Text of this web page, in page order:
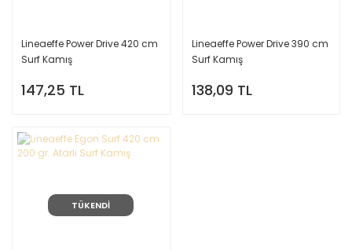
Lineaeffe Power Drive 420 cm
Surf Kamış
147,25 TL
Lineaeffe Power Drive 390 cm
Surf Kamış
138,09 TL
TÜKENDİ